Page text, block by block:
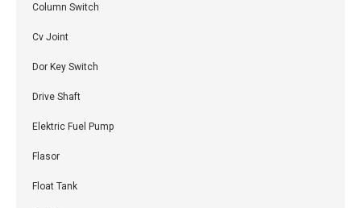
Column Switch
Cv Joint
Dor Key Switch
Drive Shaft
Elektric Fuel Pump
Flasor
Float Tank